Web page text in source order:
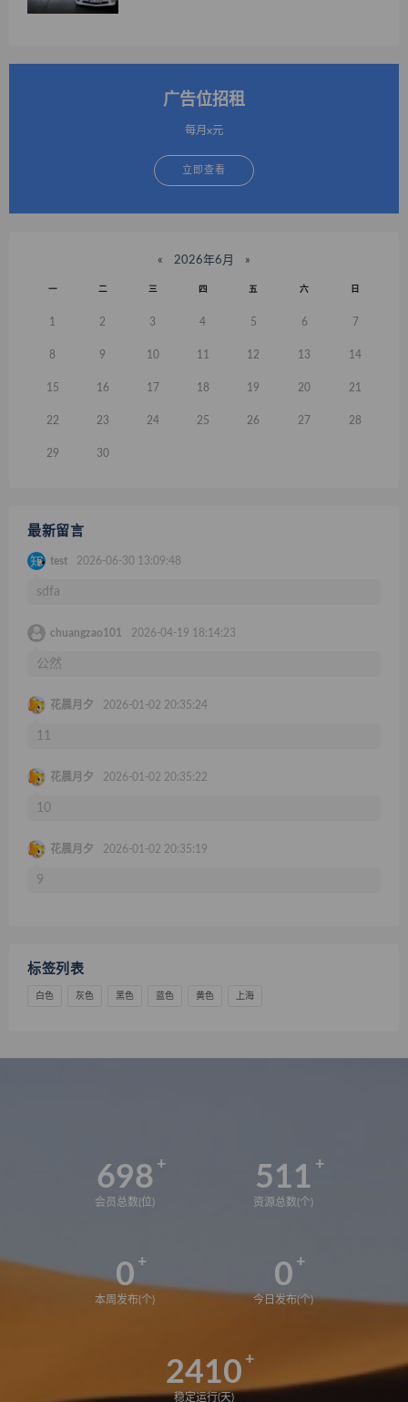
广告位招租
每月x元
立即查看
« 2026年6月 »
一 二 三 四 五 六 日
1 2 3 4 5 6 7
8 9 10 11 12 13 14
15 16 17 18 19 20 21
22 23 24 25 26 27 28
29 30
最新留言
test 2026-06-30 13:09:48
sdfa
chuangzao101 2026-04-19 18:14:23
公然
花晨月夕 2026-01-02 20:35:24
11
花晨月夕 2026-01-02 20:35:22
10
花晨月夕 2026-01-02 20:35:19
9
标签列表
白色 灰色 黑色 蓝色 黄色 上海
698
会员总数(位)
511
资源总数(个)
0
本周发布(个)
0
今日发布(个)
2410
稳定运行(天)